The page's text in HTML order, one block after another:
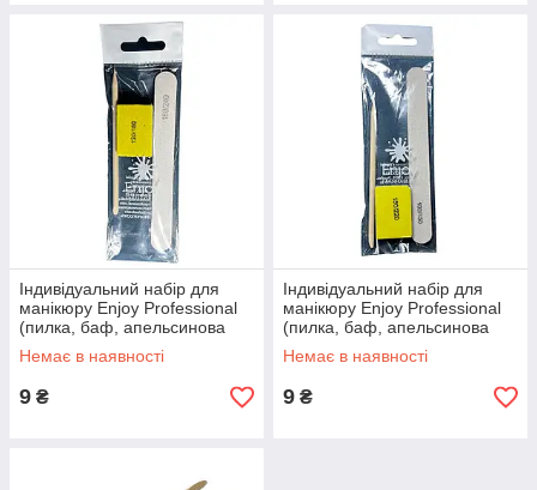
Індивідуальний набір для
манікюру Еnjoy Professional
(пилка, баф, апельсинова
паличка)
Немає в наявності
9 ₴
Індивідуальний набір для
манікюру Еnjoy Professional
(пилка, баф, апельсинова
паличка)
Немає в наявності
9 ₴